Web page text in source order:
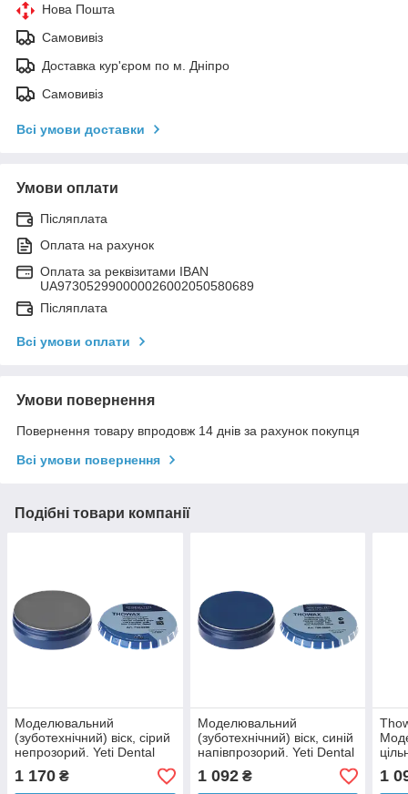
Нова Пошта
Самовивіз
Доставка кур'єром по м. Дніпро
Самовивіз
Всі умови доставки
Умови оплати
Післяплата
Оплата на рахунок
Оплата за реквізитами IBAN
UA973052990000026002050580689
Післяплата
Всі умови оплати
Умови повернення
Повернення товару впродовж 14 днів за рахунок покупця
Всі умови повернення
Подібні товари компанії
Моделювальний
(зуботехнічний) віск, сірий
непрозорий. Yeti Dental
THOWAX (Товакс), 70 г
1 170 ₴
Моделювальний
(зуботехнічний) віск, синій
напівпрозорий. Yeti Dental
THOWAX (Товакс), 70 г
1 092₴ 1